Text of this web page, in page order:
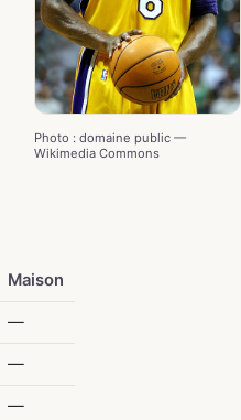
Photo : domaine public —
Wikimedia Commons
Maison
—
—
—